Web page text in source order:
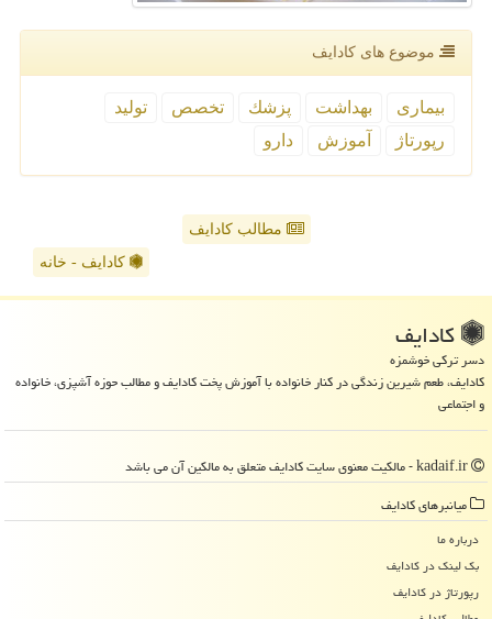
موضوع های كادایف
بیماری بهداشت پزشك تخصص
تولید
رپورتاژ
آموزش دارو
مطالب کادایف
کادایف - خانه
كادایف
دسر ترکی خوشمزه
کادایف، طعم شیرین زندگی در کنار خانواده با آموزش پخت کادایف و مطالب حوزه آشپزی، خانواده
و اجتماعی
میانبرهای كادایف
درباره ما
بک لینک در كادایف
رپورتاژ در كادایف